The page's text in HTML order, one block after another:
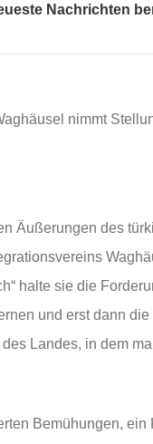
Nachrichten
nimmt
Äußerungen des
halte sie die
und erst dann
Landes, in dem
Bemühungen,